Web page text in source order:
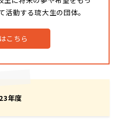
活動する琉大生の団体。
こちら
年度